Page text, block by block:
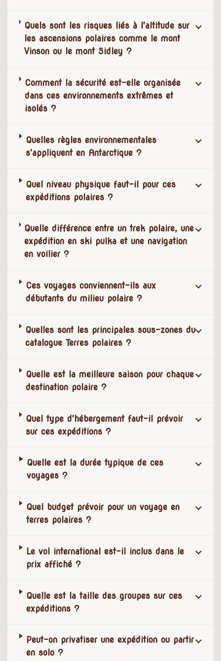
Quels sont les risques liés à l'altitude sur
les ascensions polaires comme le mont
Vinson ou le mont Sidley ?
Comment la sécurité est-elle organisée
dans ces environnements extrêmes et
isolés ?
Quelles règles environnementales
s'appliquent en Antarctique ?
Quel niveau physique faut-il pour ces
expéditions polaires ?
Quelle différence entre un trek polaire, une
expédition en ski pulka et une navigation
en voilier ?
Ces voyages conviennent-ils aux
débutants du milieu polaire ?
Quelles sont les principales sous-zones du
catalogue Terres polaires ?
Quelle est la meilleure saison pour chaque
destination polaire ?
Quel type d'hébergement faut-il prévoir
sur ces expéditions ?
Quelle est la durée typique de ces
voyages ?
Quel budget prévoir pour un voyage en
terres polaires ?
Le vol international est-il inclus dans le
prix affiché ?
Quelle est la taille des groupes sur ces
expéditions ?
Peut-on privatiser une expédition ou partir
en solo ?